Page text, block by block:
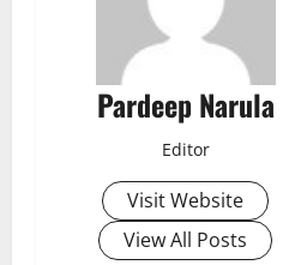
Pardeep Narula
Editor
Visit Website
View All Posts